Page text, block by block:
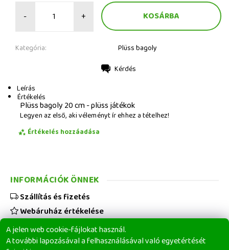
- +
Kategória: Plüss bagoly
Kérdés
Leírás
Értékelés
Plüss bagoly 20 cm - plüss játékok
Legyen az első, aki véleményt ír ehhez a tételhez!
Értékelés hozzáadása
A jelen web cookie-fájlokat használ.
A további lapozásával a felhasználásával való egyetértését
INFORMÁCIÓK ÖNNEK
Szállítás és fizetés
Webáruház értékelése
Viszonteladóknak
Üzleti feltételek